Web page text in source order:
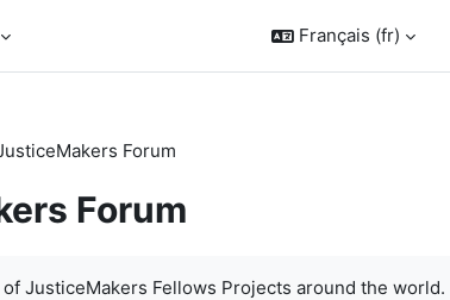
Français ‎(fr)‎
Forum
Forum
JusticeMakers Fellows Projects around the world.